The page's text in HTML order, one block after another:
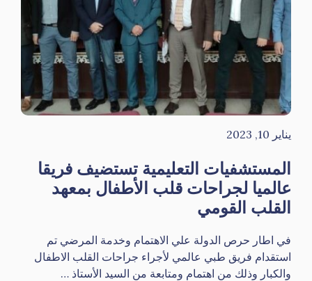
يناير 10, 2023
المستشفيات التعليمية تستضيف فريقا
عالميا لجراحات قلب الأطفال بمعهد
القلب القومي
في اطار حرص الدولة علي الاهتمام وخدمة المرضي تم
استقدام فريق طبي عالمي لأجراء جراحات القلب الاطفال
والكبار وذلك من اهتمام ومتابعة من السيد الأستاذ …